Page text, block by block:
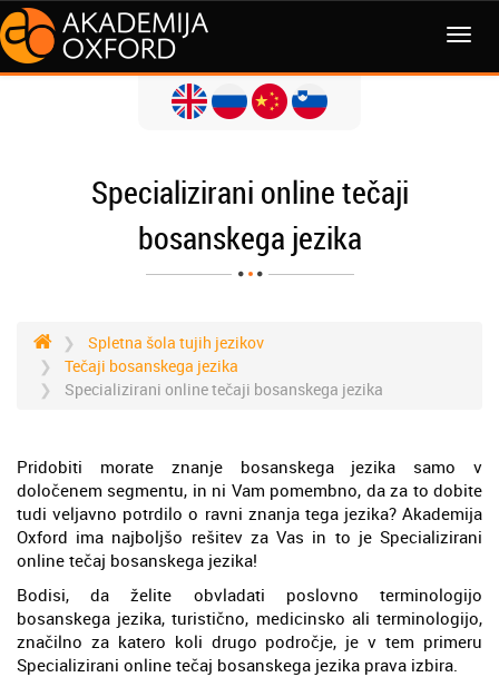
MENI
Specializirani online tečaji
bosanskega jezika
Spletna šola tujih jezikov
Tečaji bosanskega jezika
Specializirani online tečaji bosanskega jezika
Pridobiti morate znanje bosanskega jezika samo v
določenem segmentu, in ni Vam pomembno, da za to dobite
tudi veljavno potrdilo o ravni znanja tega jezika? Akademija
Oxford ima najboljšo rešitev za Vas in to je Specializirani
online tečaj bosanskega jezika!
Bodisi, da želite obvladati poslovno terminologijo
bosanskega jezika, turistično, medicinsko ali terminologijo,
značilno za katero koli drugo področje, je v tem primeru
Specializirani online tečaj bosanskega jezika prava izbira.